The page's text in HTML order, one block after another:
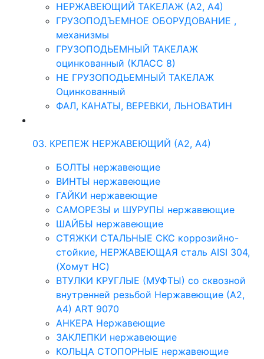
НЕРЖАВЕЮЩИЙ ТАКЕЛАЖ (А2, А4)
ГРУЗОПОДЪЕМНОЕ ОБОРУДОВАНИЕ ,
механизмы
ГРУЗОПОДЬЕМНЫЙ ТАКЕЛАЖ
оцинкованный (КЛАСС 8)
НЕ ГРУЗОПОДЬЕМНЫЙ ТАКЕЛАЖ
Оцинкованный
ФАЛ, КАНАТЫ, ВЕРЕВКИ, ЛЬНОВАТИН
03. КРЕПЕЖ НЕРЖАВЕЮЩИЙ (А2, А4)
БОЛТЫ нержавеющие
ВИНТЫ нержавеющие
ГАЙКИ нержавеющие
САМОРЕЗЫ и ШУРУПЫ нержавеющие
ШАЙБЫ нержавеющие
СТЯЖКИ СТАЛЬНЫЕ СКС коррозийно-
стойкие, НЕРЖАВЕЮЩАЯ сталь AISI 304,
(Хомут НС)
ВТУЛКИ КРУГЛЫЕ (МУФТЫ) со сквозной
внутренней резьбой Нержавеющие (А2,
А4) ART 9070
АНКЕРА Нержавеющие
ЗАКЛЕПКИ нержавеющие
КОЛЬЦА СТОПОРНЫЕ нержавеющие